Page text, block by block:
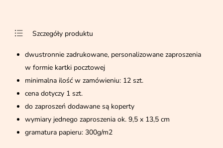
Szczegóły produktu
dwustronnie zadrukowane, personalizowane zaproszenia
w formie kartki pocztowej
minimalna ilość w zamówieniu: 12 szt.
cena dotyczy 1 szt.
do zaproszeń dodawane są koperty
wymiary jednego zaproszenia ok. 9,5 x 13,5 cm
gramatura papieru: 300g/m2